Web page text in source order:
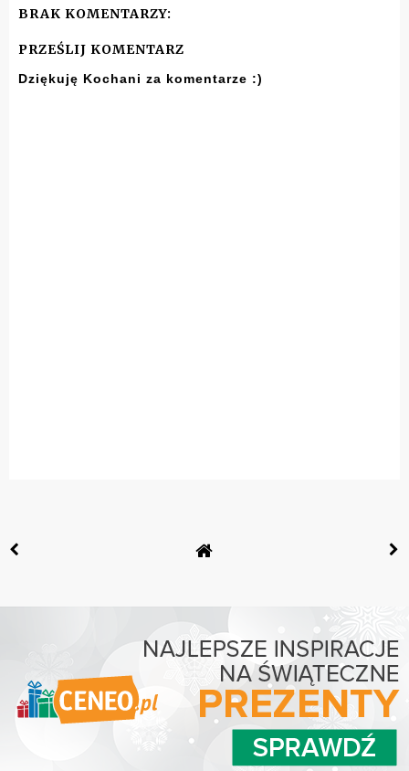
BRAK KOMENTARZY:
PRZEŚLIJ KOMENTARZ
Dziękuję Kochani za komentarze :)